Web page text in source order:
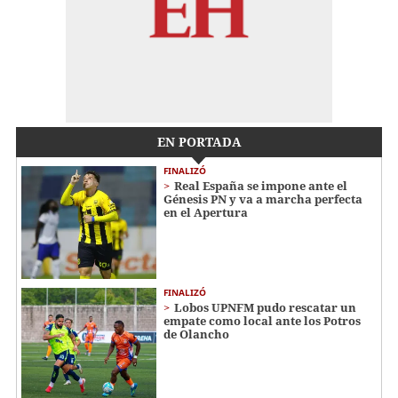
EN PORTADA
FINALIZÓ
Real España se impone ante el
Génesis PN y va a marcha perfecta
en el Apertura
FINALIZÓ
Lobos UPNFM pudo rescatar un
empate como local ante los Potros
de Olancho